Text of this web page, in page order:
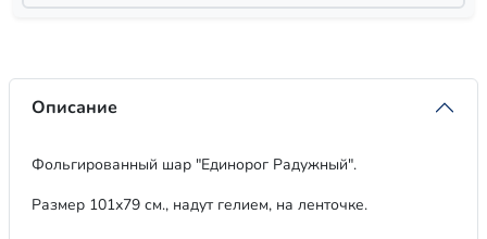
Описание
Фольгированный шар "Единорог Радужный".
Размер 101х79 см., надут гелием, на ленточке.